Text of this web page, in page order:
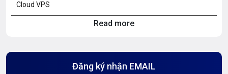
Cloud VPS
Hướng dẫn Tên miền
Read more
Đăng ký nhận EMAIL